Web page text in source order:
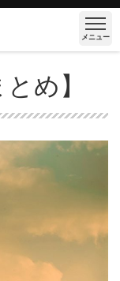
メニュー
め】